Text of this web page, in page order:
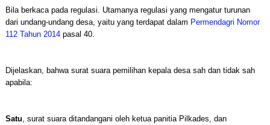
Bila berkaca pada regulasi. Utamanya regulasi yang mengatur turunan
dari undang-undang desa, yaitu yang terdapat dalam Permendagri Nomor
112 Tahun 2014pasal 40.
Dijelaskan, bahwa surat suara pemilihan kepala desa sah dan tidak sah
apabila:
Satu, surat suara ditandangani oleh ketua panitia Pilkades, dan